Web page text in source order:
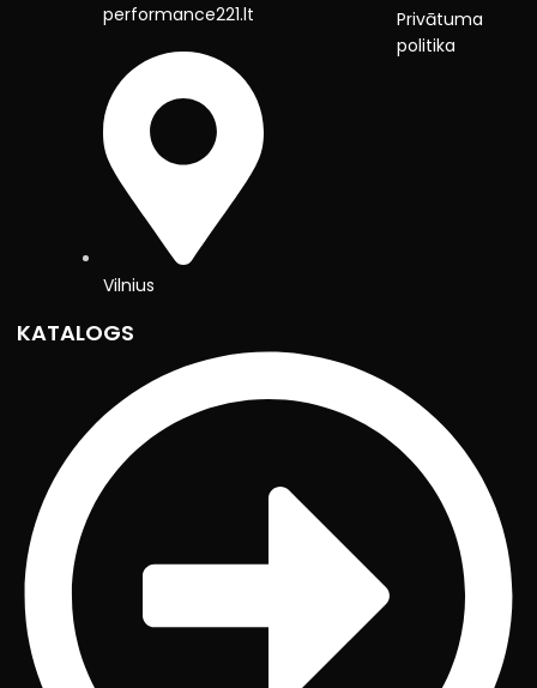
performance221.lt
Vilnius
Privātuma
politika
KATALOGS